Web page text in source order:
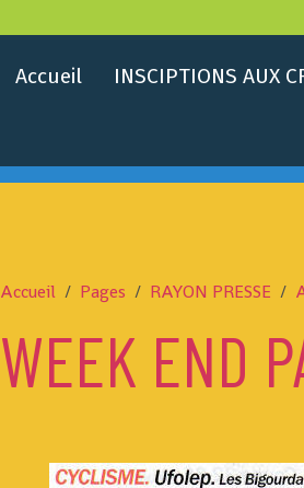
Accueil INSCIPTIONS AUX
Accueil Pages RAYON PRESSE
WEEK END